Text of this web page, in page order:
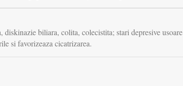
diskinazie biliara, colita, colecistita; stari depresive usoare
si favorizeaza cicatrizarea.